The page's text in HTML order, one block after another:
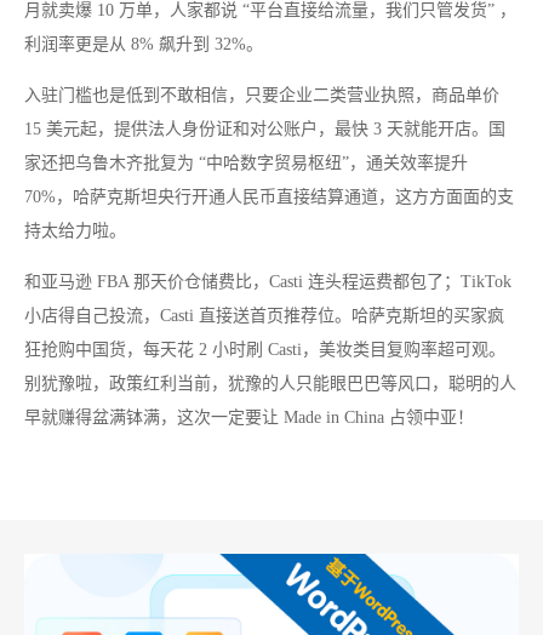
月就卖爆 10 万单，人家都说 “平台直接给流量，我们只管发货” ，
利润率更是从 8% 飙升到 32%。
入驻门槛也是低到不敢相信，只要企业二类营业执照，商品单价
15 美元起，提供法人身份证和对公账户，最快 3 天就能开店。国
家还把乌鲁木齐批复为 “中哈数字贸易枢纽”，通关效率提升
70%，哈萨克斯坦央行开通人民币直接结算通道，这方方面面的支
持太给力啦。
和亚马逊 FBA 那天价仓储费比，Casti 连头程运费都包了；TikTok
小店得自己投流，Casti 直接送首页推荐位。哈萨克斯坦的买家疯
狂抢购中国货，每天花 2 小时刷 Casti，美妆类目复购率超可观。
别犹豫啦，政策红利当前，犹豫的人只能眼巴巴等风口，聪明的人
早就赚得盆满钵满，这次一定要让 Made in China 占领中亚！